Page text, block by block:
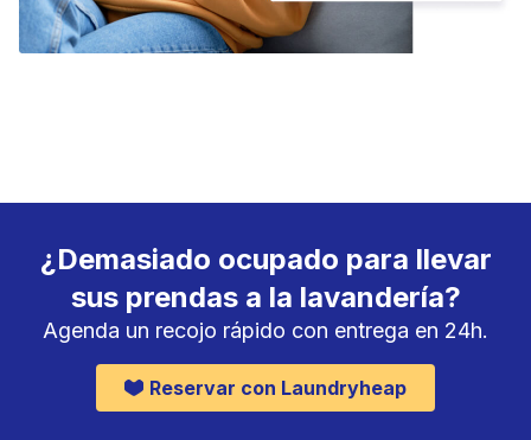
¿Demasiado ocupado para llevar
sus prendas a la lavandería?
Agenda un recojo rápido con entrega en 24h.
Reservar con Laundryheap